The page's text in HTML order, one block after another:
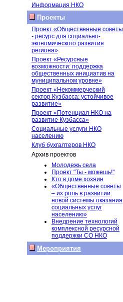
Информация НКО
Проекты
Проект «Общественные советы
- ресурс для социально-
экономического развития
региона»
Проект «Ресурсные
возможности: поддержка
общественных инициатив на
муниципальном уровне»
Проект «Некоммерческий
сектор Кузбасса: устойчивое
развитие»
Проект «Потенциал НКО на
развитие Кузбасса»
Социальные услуги НКО
населению
Клуб бухгалтеров НКО
Архив проектов
Молодежь села
Проект "Ты - можешь!"
Кто в доме хозяин
«Общественные советы
– их роль в развитии
новой системы оказания
социальных услуг
населению»
Внедрение технологий
комплексной ресурсной
поддержки СО НКО
Мероприятия